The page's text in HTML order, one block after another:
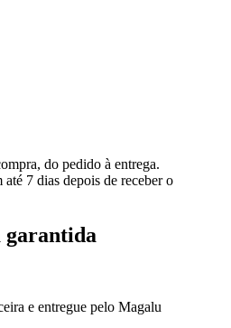
do pedido à entrega.
até 7 dias depois de receber o
garantida
e entregue pelo Magalu